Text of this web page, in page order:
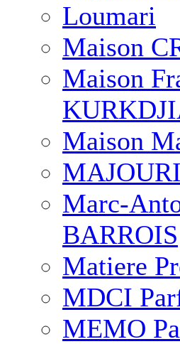
Loumari
Maison
Maison
Maison
MAJOURI
Marc-
BARROIS
Matiere
MDCI
MEMO